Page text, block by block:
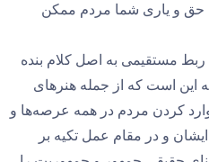
حق و یاری شما مردم ممکن
ربط مستقیمی به اصل کلام بنده
این است که از جمله هنرهای
کردن مردم در همه عرصه‌ها و
و در مقام عمل تکیه بر